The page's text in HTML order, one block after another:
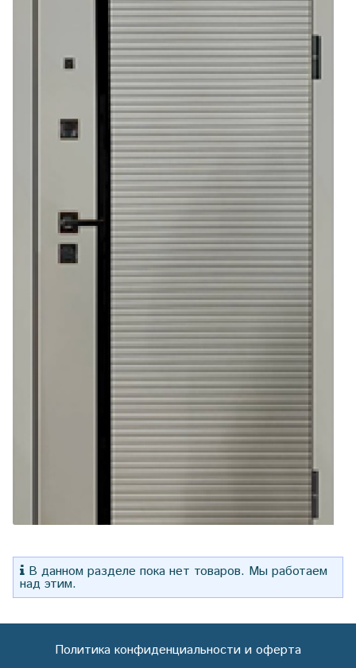
В данном разделе пока нет товаров. Мы работаем
над этим.
Политика конфиденциальности и оферта